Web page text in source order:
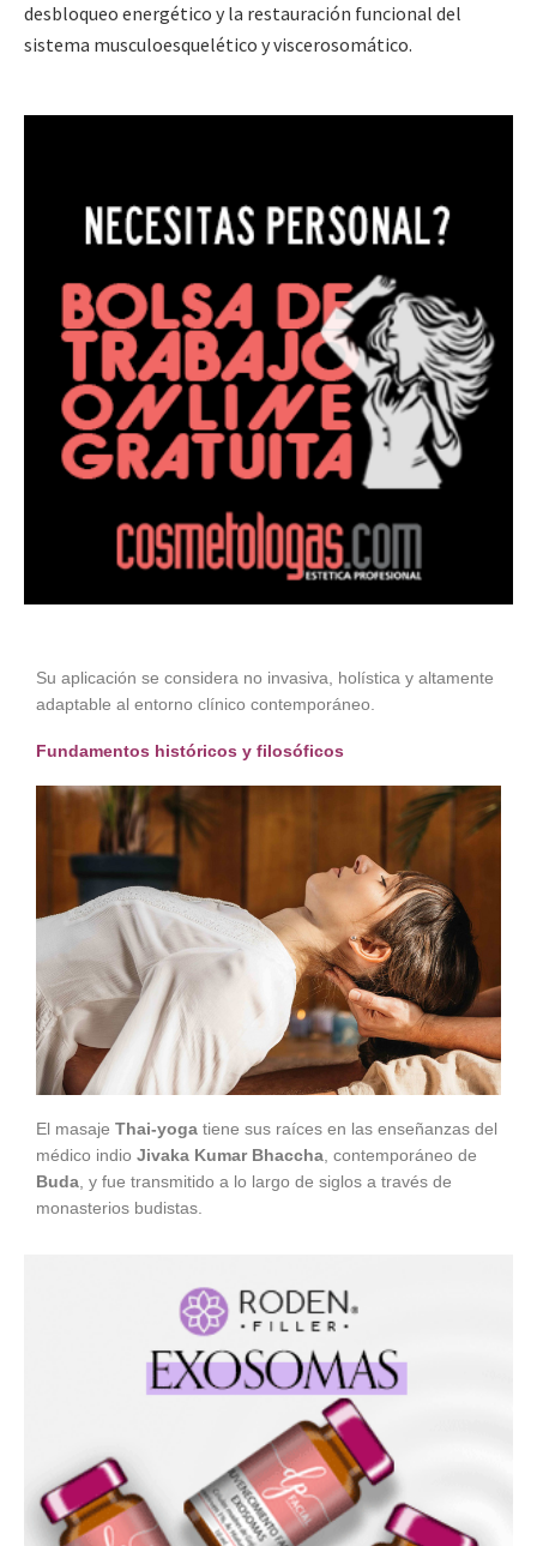
desbloqueo energético y la restauración funcional del
sistema musculoesquelético y viscerosomático.
Su aplicación se considera no invasiva, holística y altamente
adaptable al entorno clínico contemporáneo.
Fundamentos históricos y filosóficos
El masaje Thai-yoga tiene sus raíces en las enseñanzas del
médico indio Jivaka Kumar Bhaccha, contemporáneo de
Buda, y fue transmitido a lo largo de siglos a través de
monasterios budistas.